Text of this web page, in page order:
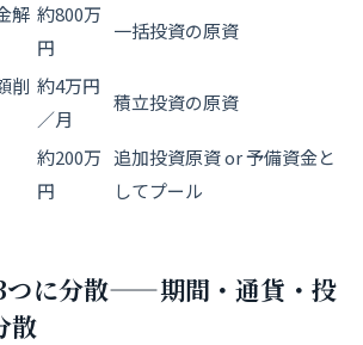
解 約800万
円
一括投資の原資
削 約4万円
／月
積立投資の原資
約200万
円
追加投資原資 or 予備資金と
してプール
つに分散——期間・通貨・投
散